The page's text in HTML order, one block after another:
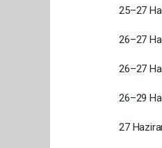
25–27
26–27
26–27
26–29
27